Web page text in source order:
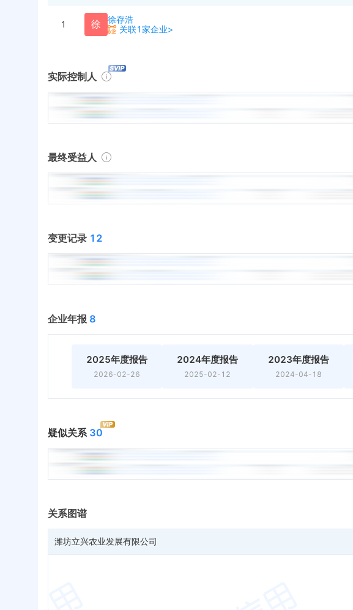
1 徐
徐存浩
关联1家企业>
实际控制人
最终受益人
变更记录 12
企业年报 8
2025年度报告
2026-02-26
2024年度报告
2025-02-12
2023年度报告
2024-04-18
疑似关系 30
关系图谱
潍坊立兴农业发展有限公司